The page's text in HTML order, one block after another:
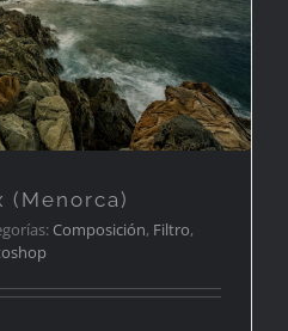
(Menorca)
Composición, Filtro,